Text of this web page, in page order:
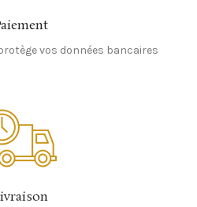
vos données bancaires